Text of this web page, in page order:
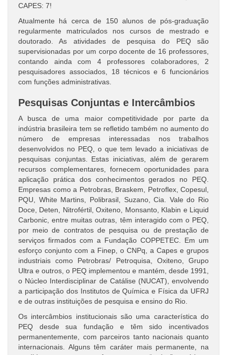
CAPES: 7!
Atualmente há cerca de 150 alunos de pós-graduação
regularmente matriculados nos cursos de mestrado e
doutorado. As atividades de pesquisa do PEQ são
supervisionadas por um corpo docente de 16 professores,
contando ainda com 4 professores colaboradores, 2
pesquisadores associados, 18 técnicos e 6 funcionários
com funções administrativas.
Pesquisas Conjuntas e Intercâmbios
A busca de uma maior competitividade por parte da
indústria brasileira tem se refletido também no aumento do
número de empresas interessadas nos trabalhos
desenvolvidos no PEQ, o que tem levado a iniciativas de
pesquisas conjuntas. Estas iniciativas, além de gerarem
recursos complementares, fornecem oportunidades para
aplicação prática dos conhecimentos gerados no PEQ.
Empresas como a Petrobras, Braskem, Petroflex, Copesul,
PQU, White Martins, Polibrasil, Suzano, Cia. Vale do Rio
Doce, Deten, Nitrofértil, Oxiteno, Monsanto, Klabin e Liquid
Carbonic, entre muitas outras, têm interagido com o PEQ,
por meio de contratos de pesquisa ou de prestação de
serviços firmados com a Fundação COPPETEC. Em um
esforço conjunto com a Finep, o CNPq, a Capes e grupos
industriais como Petrobras/ Petroquisa, Oxiteno, Grupo
Ultra e outros, o PEQ implementou e mantém, desde 1991,
o Núcleo Interdisciplinar de Catálise (NUCAT), envolvendo
a participação dos Institutos de Química e Física da UFRJ
e de outras instituições de pesquisa e ensino do Rio.
Os intercâmbios institucionais são uma característica do
PEQ desde sua fundação e têm sido incentivados
permanentemente, com parceiros tanto nacionais quanto
internacionais. Alguns têm caráter mais permanente, na